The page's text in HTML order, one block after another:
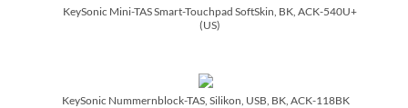
KeySonic Mini-TAS Smart-Touchpad SoftSkin, BK, ACK-540U+
(US)
KeySonic Nummernblock-TAS, Silikon, USB, BK, ACK-118BK